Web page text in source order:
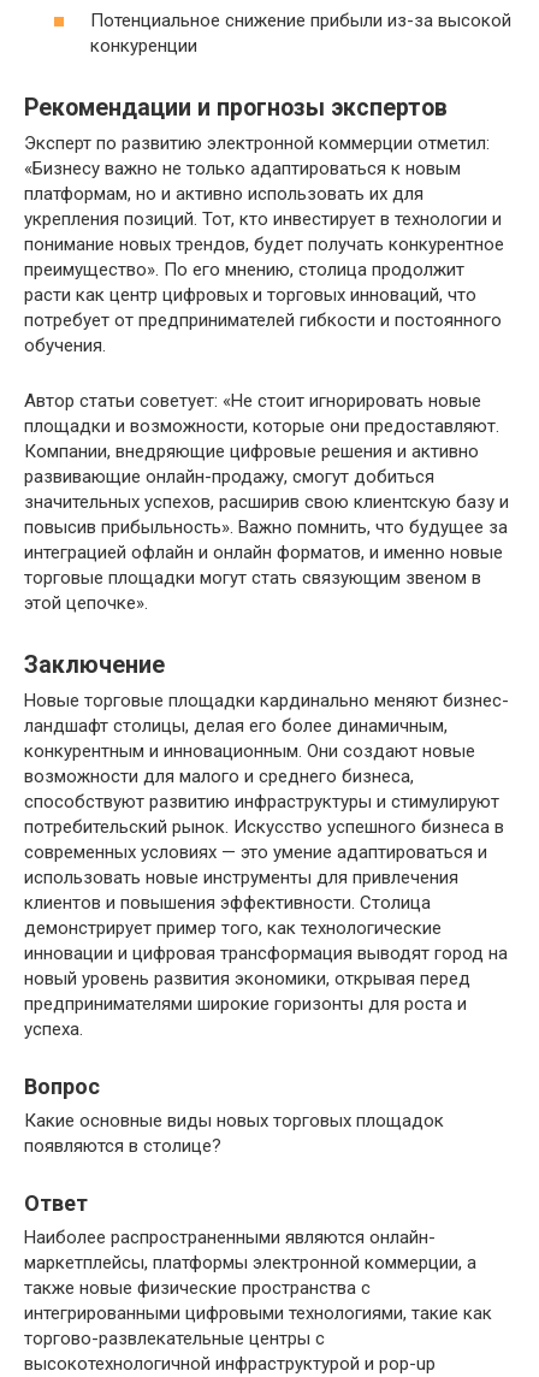
Потенциальное снижение прибыли из-за высокой
конкуренции
Рекомендации и прогнозы экспертов
Эксперт по развитию электронной коммерции отметил:
«Бизнесу важно не только адаптироваться к новым
платформам, но и активно использовать их для
укрепления позиций. Тот, кто инвестирует в технологии и
понимание новых трендов, будет получать конкурентное
преимущество». По его мнению, столица продолжит
расти как центр цифровых и торговых инноваций, что
потребует от предпринимателей гибкости и постоянного
обучения.
Автор статьи советует: «Не стоит игнорировать новые
площадки и возможности, которые они предоставляют.
Компании, внедряющие цифровые решения и активно
развивающие онлайн-продажу, смогут добиться
значительных успехов, расширив свою клиентскую базу и
повысив прибыльность». Важно помнить, что будущее за
интеграцией офлайн и онлайн форматов, и именно новые
торговые площадки могут стать связующим звеном в
этой цепочке».
Заключение
Новые торговые площадки кардинально меняют бизнес-
ландшафт столицы, делая его более динамичным,
конкурентным и инновационным. Они создают новые
возможности для малого и среднего бизнеса,
способствуют развитию инфраструктуры и стимулируют
потребительский рынок. Искусство успешного бизнеса в
современных условиях — это умение адаптироваться и
использовать новые инструменты для привлечения
клиентов и повышения эффективности. Столица
демонстрирует пример того, как технологические
инновации и цифровая трансформация выводят город на
новый уровень развития экономики, открывая перед
предпринимателями широкие горизонты для роста и
успеха.
Вопрос
Какие основные виды новых торговых площадок
появляются в столице?
Ответ
Наиболее распространенными являются онлайн-
маркетплейсы, платформы электронной коммерции, а
также новые физические пространства с
интегрированными цифровыми технологиями, такие как
торгово-развлекательные центры с
высокотехнологичной инфраструктурой и pop-up